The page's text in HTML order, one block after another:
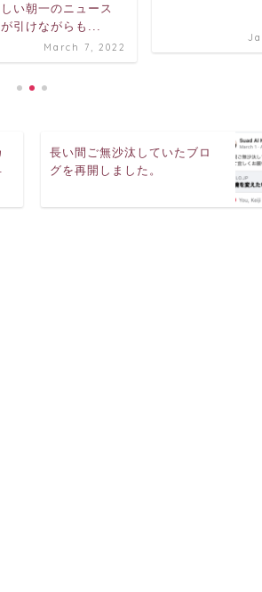
い朝一のニュース
引けながらも...
March 7, 2022
長い間ご無沙汰していたブロ
グを再開しました。